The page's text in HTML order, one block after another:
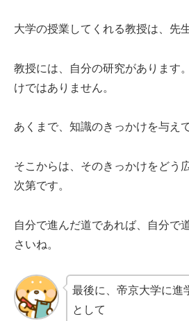
大学の授業してくれる教授は、先
教授には、自分の研究があります
けではありません。
あくまで、知識のきっかけを与え
そこからは、そのきっかけをどう
次第です。
自分で進んだ道であれば、自分で
さいね。
最後に、帝京大学に進
として